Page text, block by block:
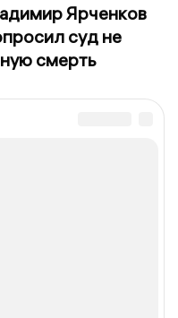
Ярченков
суд не
смерть